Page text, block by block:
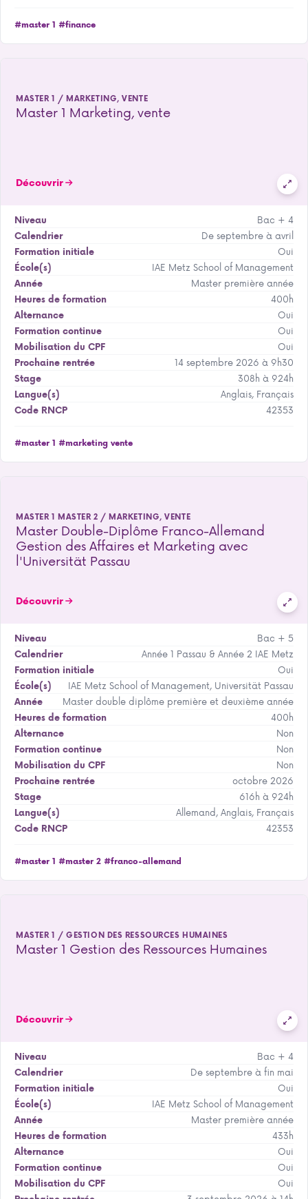
#master 1 #finance
MASTER 1 / MARKETING, VENTE
Master 1 Marketing, vente
Découvrir
Niveau
Bac + 4
Calendrier
De septembre à avril
Formation initiale
Oui
École(s)
IAE Metz School of Management
Année
Master première année
Heures de formation
400h
Alternance
Oui
Formation continue
Oui
Mobilisation du CPF
Oui
Prochaine rentrée
14 septembre 2026 à 9h30
Stage
308h à 924h
Langue(s)
Anglais, Français
Code RNCP
42353
#master 1 #marketing vente
MASTER 1 MASTER 2 / MARKETING, VENTE
Master Double-Diplôme Franco-Allemand
Gestion des Affaires et Marketing avec
l'Universität Passau
Découvrir
Niveau
Bac + 5
Calendrier
Année 1 Passau & Année 2 IAE Metz
Formation initiale
Oui
École(s)
IAE Metz School of Management, Universität Passau
Année
Master double diplôme première et deuxième année
Heures de formation
400h
Alternance
Non
Formation continue
Non
Mobilisation du CPF
Non
Prochaine rentrée
octobre 2026
Stage
616h à 924h
Langue(s)
Allemand, Anglais, Français
Code RNCP
42353
#master 1 #master 2 #franco-allemand
MASTER 1 / GESTION DES RESSOURCES HUMAINES
Master 1 Gestion des Ressources Humaines
Découvrir
Niveau
Bac + 4
Calendrier
De septembre à fin mai
Formation initiale
Oui
École(s)
IAE Metz School of Management
Année
Master première année
Heures de formation
433h
Alternance
Oui
Formation continue
Oui
Mobilisation du CPF
Oui